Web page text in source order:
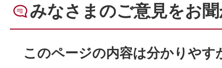
みなさまのご意見をお
このページの内容は分かりやす